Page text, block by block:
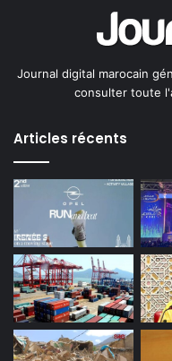
Journal digital marocain
consulter toute
Articles récents